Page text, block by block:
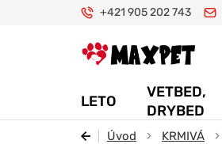
+421 905 202 743
LETO
VETBED,
DRYBED
Úvod KRMIVÁ